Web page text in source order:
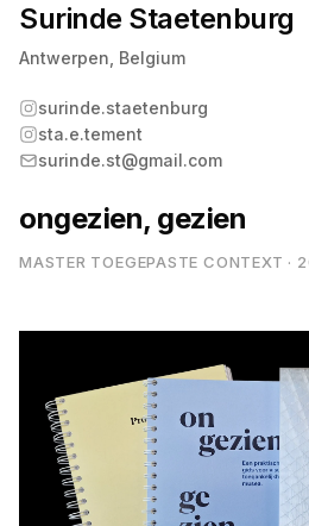
ongezien, gezien
MASTER TOEGEPASTE CONTEXT
Surinde Staetenburg
Antwerpen, Belgium
surinde.staetenburg
sta.e.tement
surinde.st@gmail.com